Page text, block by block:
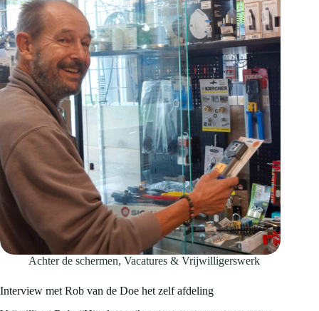
Achter de schermen, Vacatures & Vrijwilligerswerk
Interview met Rob van de Doe het zelf afdeling